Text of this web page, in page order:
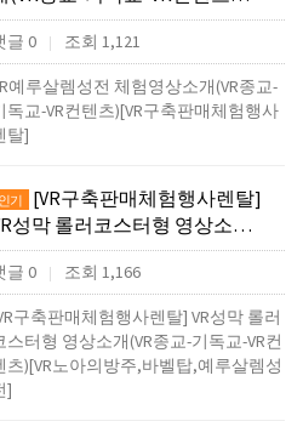
글 0 조회 1,121
예루살렘성전 체험영상소개(VR종교-
독교-VR컨텐츠)[VR구축판매체험행사
탈]
인기
[VR구축판매체험행사렌탈]
성막 롤러코스터형 영상소…
글 0 조회 1,166
구축판매체험행사렌탈] VR성막 롤러
스터형 영상소개(VR종교-기독교-VR컨
츠)[VR노아의방주,바벨탑,예루살렘성
]